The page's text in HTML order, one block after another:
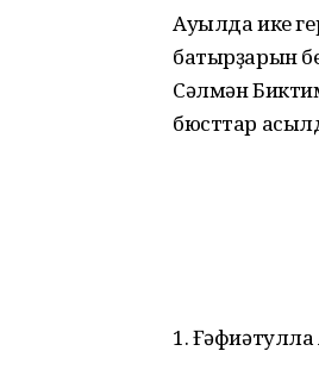
Ауылда ике
батырҙарын
Сәлмән
бюсттар
1.